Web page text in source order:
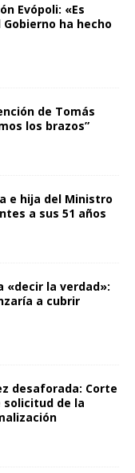
Evópoli: «Es
ha hecho
de Tomás
los brazos”
e hija del Ministro
a sus 51 años
«decir la verdad»:
a cubrir
desaforada: Corte
de la